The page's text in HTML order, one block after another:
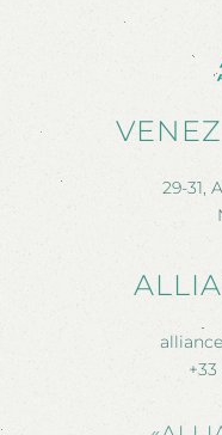
29-31,
+33